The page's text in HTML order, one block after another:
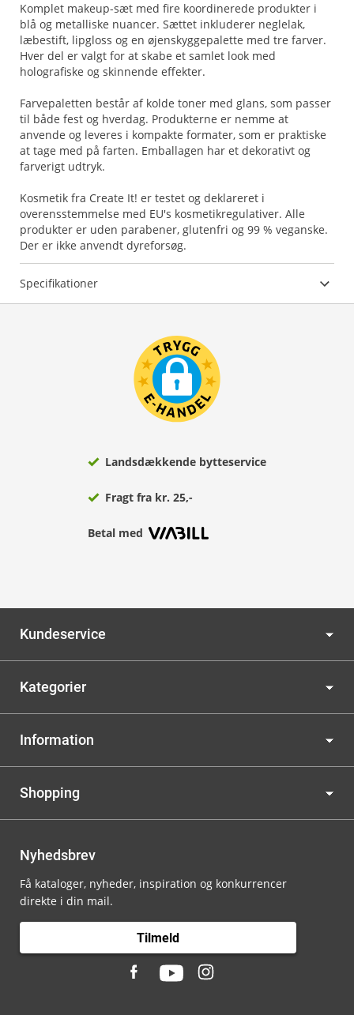
Komplet makeup-sæt med fire koordinerede produkter i
blå og metalliske nuancer. Sættet inkluderer neglelak,
læbestift, lipgloss og en øjenskyggepalette med tre farver.
Hver del er valgt for at skabe et samlet look med
holografiske og skinnende effekter.
Farvepaletten består af kolde toner med glans, som passer
til både fest og hverdag. Produkterne er nemme at
anvende og leveres i kompakte formater, som er praktiske
at tage med på farten. Emballagen har et dekorativt og
farverigt udtryk.
Kosmetik fra Create It! er testet og deklareret i
overensstemmelse med EU's kosmetikregulativer. Alle
produkter er uden parabener, glutenfri og 99 % veganske.
Der er ikke anvendt dyreforsøg.
Specifikationer
Landsdækkende bytteservice
Fragt fra kr. 25,-
Betal med
Kundeservice
Kategorier
Information
Shopping
Nyhedsbrev
Få kataloger, nyheder, inspiration og konkurrencer
direkte i din mail.
Tilmeld